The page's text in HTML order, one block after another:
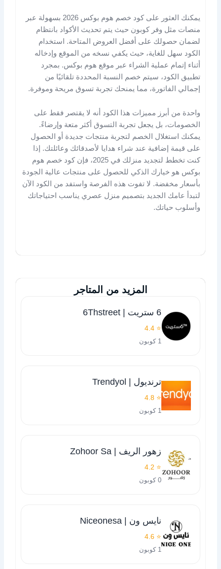
يمكنك العثور على كود خصم هوم بوكس 2026 بسهولة عبر
منصات مثل وفر كوبون حيث يتم تحديث الأكواد بانتظام
لضمان حصولك على أفضل العروض المتاحة. استخدام
الكود سهل للغاية، حيث يكفي نسخه من الموقع وإدخاله
أثناء إتمام عملية الشراء عبر موقع هوم بوكس. بمجرد
تطبيق الكود، سيتم خصم النسبة المحددة تلقائيًا من
إجمالي الفاتورة، مما يمنحك تجربة تسوق مريحة وموفرة.
واحدة من أبرز مميزات هذا الكود أنه لا يقتصر فقط على
الخصومات، بل يجعل تجربة التسوق أكثر متعة وإرضاءً.
يمكنك استغلال الخصم لتجربة منتجات جديدة أو الحصول
على قيمة إضافية عند شراء هدايا لأصدقائك وعائلتك. إذا
كنت تخطط لتجديد منزلك في 2025، فإن كود خصم هوم
بوكس هو خيارك الذكي للحصول على منتجات عالية الجودة
بأسعار مخفضة. لا تفوت هذه الفرصة واستفد من الكود الآن
لتبدأ عامك الجديد بتصميم منزل عصري يناسب احتياجاتك
وأسلوب حياتك.
المزيد من المتاجر
6 ستريت | 6Thstreet
⭐ 4.4
1 كوبون
ترنديول | Trendyol
⭐ 4.8
1 كوبون
زهور الريف | Zohoor Sa
⭐ 4.2
0 كوبون
نايس ون | Niceonesa
⭐ 4.6
1 كوبون